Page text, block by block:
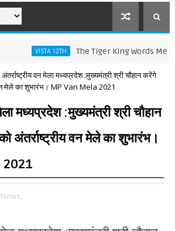
VISTA 12TH The Tiger King Words Meaning
अंतर्राष्ट्रीय वन मेला मध्यप्रदेश :मुख्यमंत्री श्री चौहान करेंगे
मेले का शुभारंभ। MP Van Mela 2021
मध्यप्रदेश :मुख्यमंत्री श्री चौहान
अंतर्राष्ट्रीय वन मेले का शुभारंभ।
2021